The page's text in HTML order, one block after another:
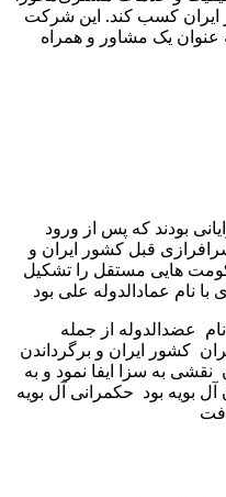
ایران کسب کند. این شرکت
عنوان یک مشاور و همراه
بودند که پس از ورود
قبل کشور ایران و
هایی مستقل را تشکیل
با نام عمادالدوله علی بود
عضدالدوله از جمله
کشور ایران و برگرداندن
به سزا ایفا نمود و به
بویه بود حکمرانی آل بویه